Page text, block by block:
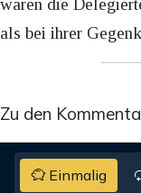
waren die
als bei ihrer
Zu den
Einmalig